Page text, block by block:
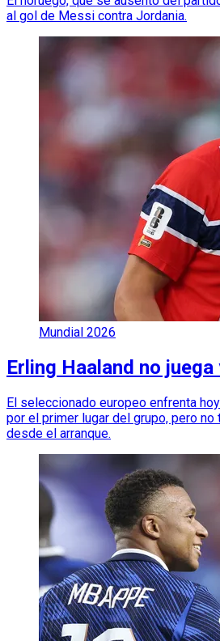
al gol de Messi contra Jordania.
Mundial 2026
Erling Haaland no
El seleccionado europeo enfrenta
por el primer lugar del grupo, pero no
desde el arranque.